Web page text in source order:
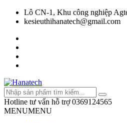
Lô CN-1, Khu công nghiệp
kesieuthihanatech@gmail.com
Hotline tư vấn hỗ trợ 0369124565
MENUMENU